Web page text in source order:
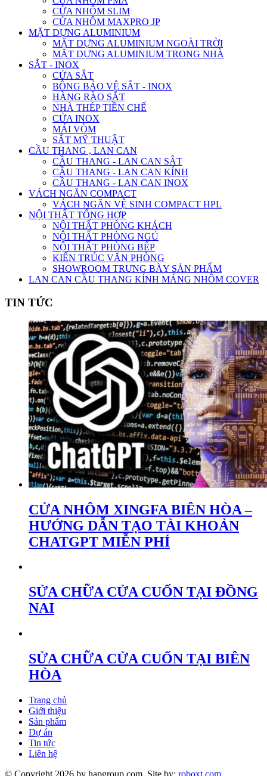
CỬA NHÔM SLIM
CỬA NHÔM MAXPRO JP
MẶT DỰNG ALUMINIUM
MẶT DỰNG ALUMINIUM NGOÀI TRỜI
MẶT DỰNG ALUMINIUM TRONG NHÀ
SẮT - INOX
CỬA SẮT
BÔNG BẢO VỆ SẮT - INOX
HÀNG RÀO SẮT
NHÀ THÉP TIỀN CHẾ
CỬA INOX
MÁI VÒM
SẮT MỸ THUẬT
CẦU THANG , LAN CAN
CẦU THANG - LAN CAN SẮT
CẦU THANG - LAN CAN KÍNH
CẦU THANG - LAN CAN INOX
VÁCH NGĂN COMPACT
VÁCH NGĂN VỆ SINH COMPACT HPL
NỘI THẤT TỔNG HỢP
NỘI THẤT PHÒNG KHÁCH
NỘI THẤT PHÒNG NGỦ
NỘI THẤT PHÒNG BẾP
KIẾN TRÚC VĂN PHÒNG
SHOWROOM TRƯNG BÀY SẢN PHẨM
LAN CAN CẦU THANG KÍNH MÁNG NHÔM COVER
TIN TỨC
CỬA NHÔM XINGFA BIÊN HÒA –
HƯỚNG DẪN TẠO TÀI KHOẢN
CHATGPT MIỄN PHÍ
SỬA CHỮA CỬA CUỐN TẠI ĐỒNG
NAI
SỬA CHỮA CỬA CUỐN TẠI BIÊN
HÒA
Trang chủ
Giới thiệu
Sản phẩm
Dự án
Tin tức
Liên hệ
© Copyright 2026 by hapgroup.com. Site by: roboxt.com